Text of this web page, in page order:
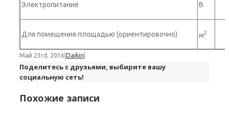
Электропитание B
Для помещения площадью (ориентировочно) м2
Май 23rd, 2016 Daikin
Поделитесь с друзьями, выбирите вашу
социальную сеть!
Похожие записи